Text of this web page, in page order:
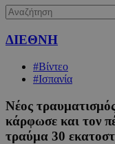
ΔΙΕΘΝΗ
#Βίντεο
#Ισπανία
Νέος
κάρφωσε και τον
τραύμα 30